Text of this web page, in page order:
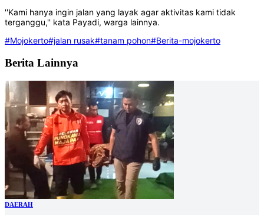
''Kami hanya ingin jalan yang layak agar aktivitas kami tidak
terganggu,'' kata Payadi, warga lainnya.
#Mojokerto#jalan rusak#tanam pohon#Berita-mojokerto
Berita Lainnya
DAERAH